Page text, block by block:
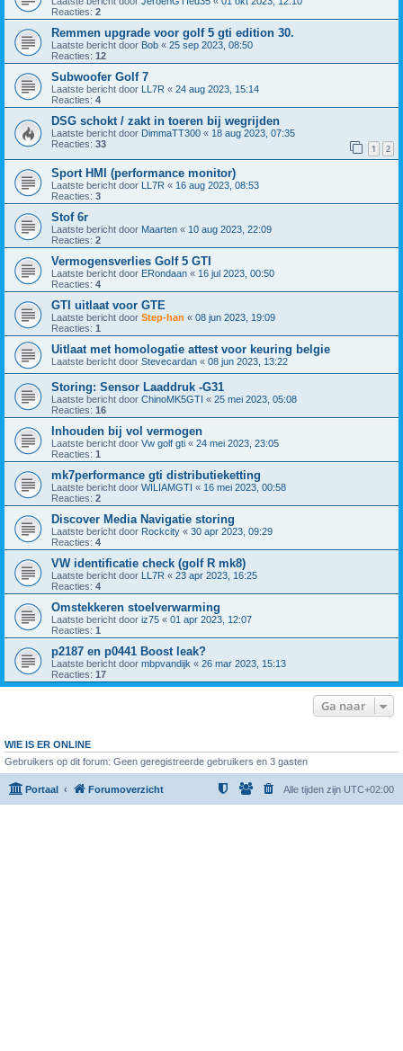
Reacties: 2
Remmen upgrade voor golf 5 gti edition 30.
Laatste bericht door Bob « 25 sep 2023, 08:50
Reacties: 12
Subwoofer Golf 7
Laatste bericht door LL7R « 24 aug 2023, 15:14
Reacties: 4
DSG schokt / zakt in toeren bij wegrijden
Laatste bericht door DimmaTT300 « 18 aug 2023, 07:35
Reacties: 33 1 2
Sport HMI (performance monitor)
Laatste bericht door LL7R « 16 aug 2023, 08:53
Reacties: 3
Stof 6r
Laatste bericht door Maarten « 10 aug 2023, 22:09
Reacties: 2
Vermogensverlies Golf 5 GTI
Laatste bericht door ERondaan « 16 jul 2023, 00:50
Reacties: 4
GTI uitlaat voor GTE
Laatste bericht door Step-han « 08 jun 2023, 19:09
Reacties: 1
Uitlaat met homologatie attest voor keuring belgie
Laatste bericht door Stevecardan « 08 jun 2023, 13:22
Storing: Sensor Laaddruk -G31
Laatste bericht door ChinoMK5GTI « 25 mei 2023, 05:08
Reacties: 16
Inhouden bij vol vermogen
Laatste bericht door Vw golf gti « 24 mei 2023, 23:05
Reacties: 1
mk7performance gti distributieketting
Laatste bericht door WILIAMGTI « 16 mei 2023, 00:58
Reacties: 2
Discover Media Navigatie storing
Laatste bericht door Rockcity « 30 apr 2023, 09:29
Reacties: 4
VW identificatie check (golf R mk8)
Laatste bericht door LL7R « 23 apr 2023, 16:25
Reacties: 4
Omstekkeren stoelverwarming
Laatste bericht door iz75 « 01 apr 2023, 12:07
Reacties: 1
p2187 en p0441 Boost leak?
Laatste bericht door mbpvandijk « 26 mar 2023, 15:13
Reacties: 17
Ga naar
WIE IS ER ONLINE
Gebruikers op dit forum: Geen geregistreerde gebruikers en 3 gasten
Portaal Forumoverzicht Alle tijden zijn UTC+02:00